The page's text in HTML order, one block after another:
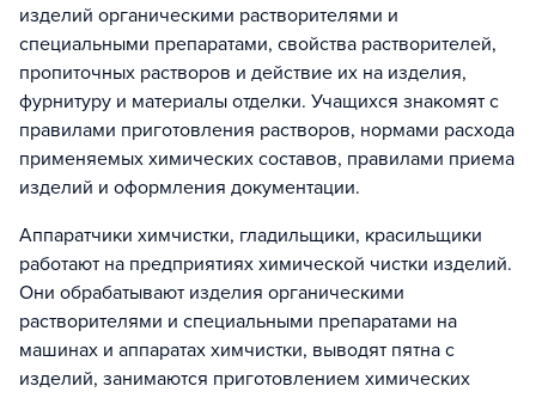
изделий органическими растворителями и
специальными препаратами, свойства растворителей,
пропиточных растворов и действие их на изделия,
фурнитуру и материалы отделки. Учащихся знакомят с
правилами приготовления растворов, нормами расхода
применяемых химических составов, правилами приема
изделий и оформления документации.
Аппаратчики химчистки, гладильщики, красильщики
работают на предприятиях химической чистки изделий.
Они обрабатывают изделия органическими
растворителями и специальными препаратами на
машинах и аппаратах химчистки, выводят пятна с
изделий, занимаются приготовлением химических